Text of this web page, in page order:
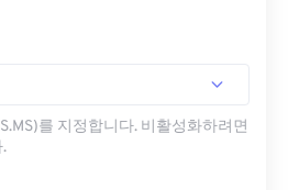
를 지정합니다. 비활성화하려면